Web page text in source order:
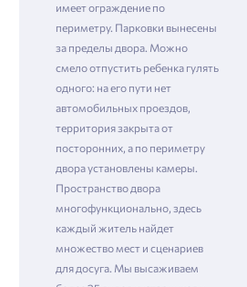
имеет ограждение по
периметру. Парковки вынесены
за пределы двора. Можно
смело отпустить ребенка гулять
одного: на его пути нет
автомобильных проездов,
территория закрыта от
посторонних, а по периметру
двора установлены камеры. ​​​​​​​
Пространство двора
многофункционально, здесь
каждый житель найдет
множество мест и сценариев
для досуга. Мы высаживаем